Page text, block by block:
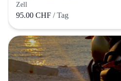
Zell
95.00 CHF / Tag